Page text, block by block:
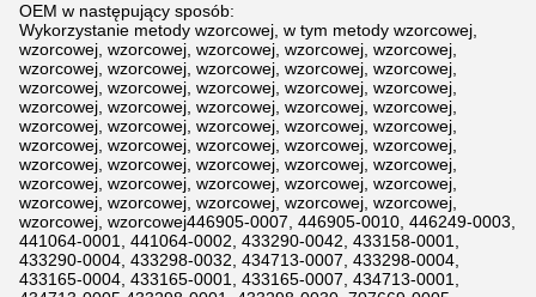
OEM w następujący sposób:
Wykorzystanie metody wzorcowej, w tym metody wzorcowej,
wzorcowej, wzorcowej, wzorcowej, wzorcowej, wzorcowej,
wzorcowej, wzorcowej, wzorcowej, wzorcowej, wzorcowej,
wzorcowej, wzorcowej, wzorcowej, wzorcowej, wzorcowej,
wzorcowej, wzorcowej, wzorcowej, wzorcowej, wzorcowej,
wzorcowej, wzorcowej, wzorcowej, wzorcowej, wzorcowej,
wzorcowej, wzorcowej, wzorcowej, wzorcowej, wzorcowej,
wzorcowej, wzorcowej, wzorcowej, wzorcowej, wzorcowej,
wzorcowej, wzorcowej, wzorcowej, wzorcowej, wzorcowej,
wzorcowej, wzorcowej, wzorcowej, wzorcowej, wzorcowej,
wzorcowej, wzorcowej446905-0007, 446905-0010, 446249-0003,
441064-0001, 441064-0002, 433290-0042, 433158-0001,
433290-0004, 433298-0032, 434713-0007, 433298-0004,
433165-0004, 433165-0001, 433165-0007, 434713-0001,